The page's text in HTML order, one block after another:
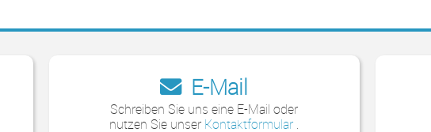
E-Mail
Schreiben Sie uns eine E-Mail oder
nutzen Sie unser Kontaktformular .